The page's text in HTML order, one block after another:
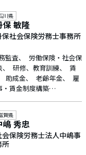
保 敏隆
川県
保社会保険労務士事務所
監査
労働保険・社会保
研修、教育訓練
賃
助成金 老齢年金
雇
・賃金制度構築…
嶋 秀忠
賀県
会保険労務士法人中嶋事
所